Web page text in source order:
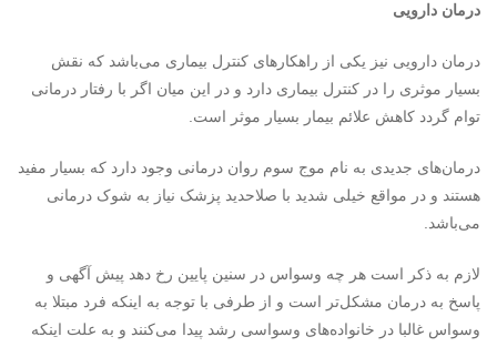
درمان دارویی
درمان دارویی نیز یکی از راهکارهای کنترل بیماری می‌باشد که نقش
بسیار موثری را در کنترل بیماری دارد و در این میان اگر با رفتار درمانی
توام گردد کاهش علائم بیمار بسیار موثر است.
درمان‌های جدیدی به نام موج سوم روان درمانی وجود دارد که بسیار مفید
هستند و در مواقع خیلی شدید با صلاحدید پزشک نیاز به شوک درمانی
می‌باشد.
لازم به ذکر است هر چه وسواس در سنین پایین رخ دهد پیش آگهی و
پاسخ به درمان مشکل‌تر است و از طرفی با توجه به اینکه فرد مبتلا به
وسواس غالبا در خانواده‌های وسواسی رشد پیدا می‌کنند و به علت اینکه